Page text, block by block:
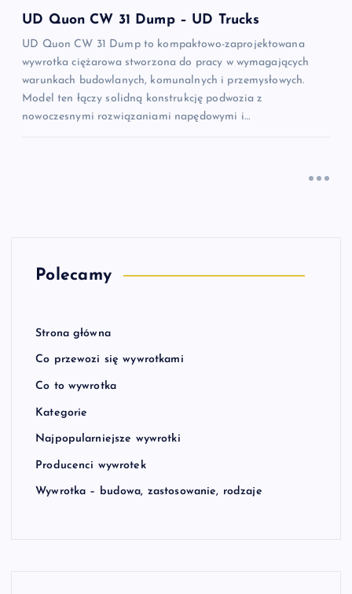
UD Quon CW 31 Dump – UD Trucks
UD Quon CW 31 Dump to kompaktowo-zaprojektowana
wywrotka ciężarowa stworzona do pracy w wymagających
warunkach budowlanych, komunalnych i przemysłowych.
Model ten łączy solidną konstrukcję podwozia z
nowoczesnymi rozwiązaniami napędowymi i…
Polecamy
Strona główna
Co przewozi się wywrotkami
Co to wywrotka
Kategorie
Najpopularniejsze wywrotki
Producenci wywrotek
Wywrotka – budowa, zastosowanie, rodzaje